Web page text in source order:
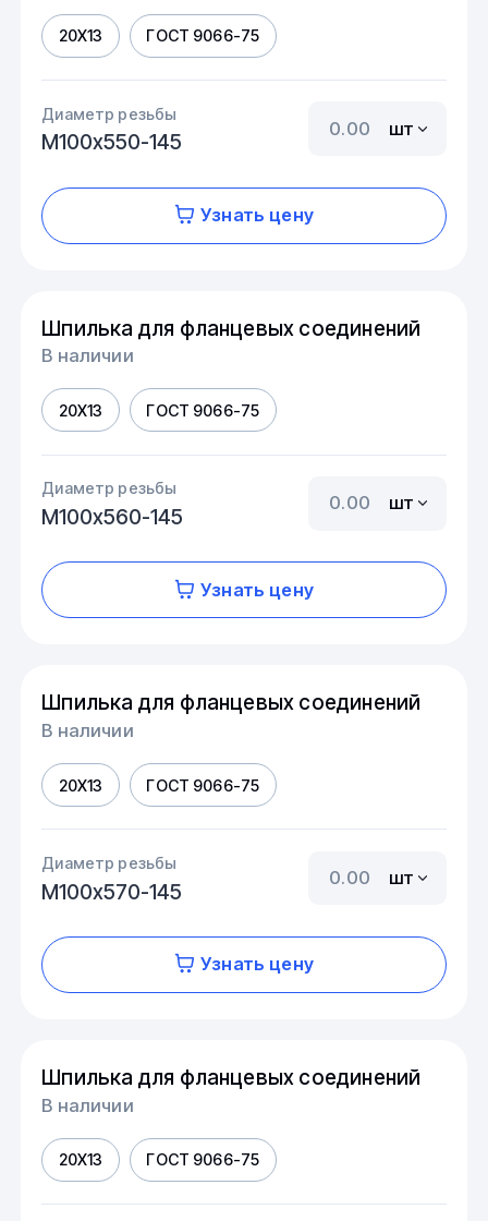
20Х13 ГОСТ 9066-75
Диаметр резьбы
М100х550-145
шт
Узнать цену
Шпилька для фланцевых соединений
В наличии
20Х13 ГОСТ 9066-75
Диаметр резьбы
М100х560-145
шт
Узнать цену
Шпилька для фланцевых соединений
В наличии
20Х13 ГОСТ 9066-75
Диаметр резьбы
М100х570-145
шт
Узнать цену
Шпилька для фланцевых соединений
В наличии
20Х13 ГОСТ 9066-75